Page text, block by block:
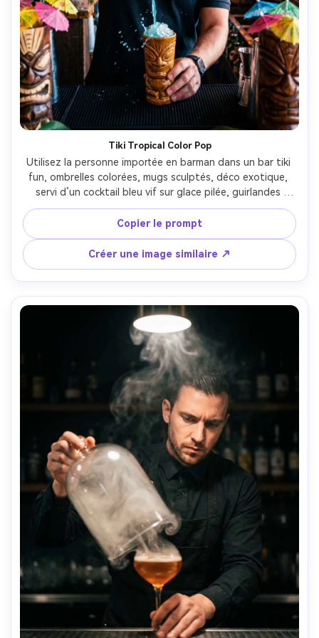
Tiki Tropical Color Pop
Utilisez la personne importée en barman dans un bar tiki
fun, ombrelles colorées, mugs sculptés, déco exotique,
servi d’un cocktail bleu vif sur glace pilée, guirlandes
lumineuses, couleurs vibrantes réalistes, Canon EOS R6
35mm f/2, composition dynamique, netteté du sujet,
faible profondeur de champ --ar 4:5
Copier le prompt
Créer une image similaire ↗